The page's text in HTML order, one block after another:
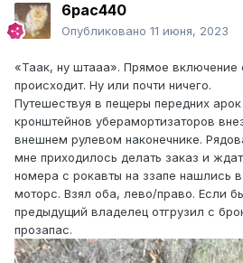
6pac440
Опубликовано 11 июня, 2023
«Таак, ну штааа». Прямое включение
происходит. Ну или почти ничего.
Путешествуя в пещеры передних
кронштейнов уберамортизаторов
внешнем рулевом наконечнике.
мне приходилось делать заказ и
номера с рокавты на ззапе нашлись
моторс. Взял оба, лево/право. Если
предыдущий владелец отгрузил с
прозапас.